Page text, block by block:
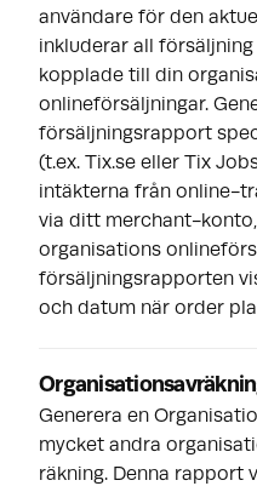
användare för den
inkluderar all
kopplade till din
onlineförsäljningar.
försäljningsrapport
(t.ex. Tix.se eller Tix
intäkterna från online-
via ditt merchant-
organisations
försäljningsrapporten
och datum när order
Generera en
mycket andra
räkning. Denna rapport